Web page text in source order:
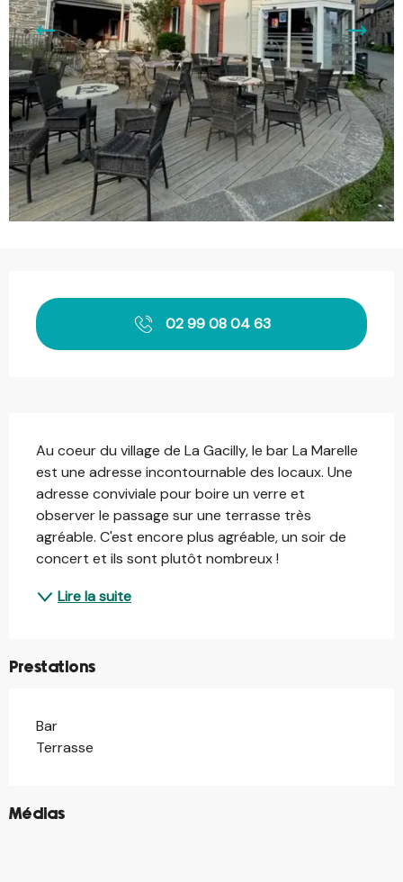
02 99 08 04 63
Au coeur du village de La Gacilly, le bar La Marelle
est une adresse incontournable des locaux. Une
adresse conviviale pour boire un verre et
observer le passage sur une terrasse très
agréable. C'est encore plus agréable, un soir de
concert et ils sont plutôt nombreux !
Lire la suite
Prestations
Bar
Terrasse
Médias
©
©